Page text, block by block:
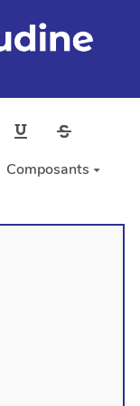
Composants